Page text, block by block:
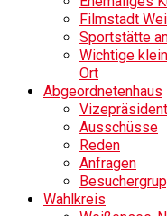
Filmstadt
Sportstätte
Wichtige
Ort
Abgeordnetenhaus
Ausschüsse
Reden
Anfragen
Wahlkreis